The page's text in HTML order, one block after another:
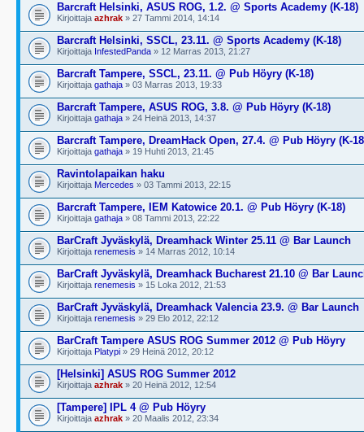
Barcraft Helsinki, ASUS ROG, 1.2. @ Sports Academy (K-18)
Kirjoittaja azhrak » 27 Tammi 2014, 14:14
Barcraft Helsinki, SSCL, 23.11. @ Sports Academy (K-18)
Kirjoittaja InfestedPanda » 12 Marras 2013, 21:27
Barcraft Tampere, SSCL, 23.11. @ Pub Höyry (K-18)
Kirjoittaja gathaja » 03 Marras 2013, 19:33
Barcraft Tampere, ASUS ROG, 3.8. @ Pub Höyry (K-18)
Kirjoittaja gathaja » 24 Heinä 2013, 14:37
Barcraft Tampere, DreamHack Open, 27.4. @ Pub Höyry (K-
Kirjoittaja gathaja » 19 Huhti 2013, 21:45
Ravintolapaikan haku
Kirjoittaja Mercedes » 03 Tammi 2013, 22:15
Barcraft Tampere, IEM Katowice 20.1. @ Pub Höyry (K-18)
Kirjoittaja gathaja » 08 Tammi 2013, 22:22
BarCraft Jyväskylä, Dreamhack Winter 25.11 @ Bar Launch
Kirjoittaja renemesis » 14 Marras 2012, 10:14
BarCraft Jyväskylä, Dreamhack Bucharest 21.10 @ Bar
Kirjoittaja renemesis » 15 Loka 2012, 21:53
BarCraft Jyväskylä, Dreamhack Valencia 23.9. @ Bar Launch
Kirjoittaja renemesis » 29 Elo 2012, 22:12
BarCraft Tampere ASUS ROG Summer 2012 @ Pub Höyry
Kirjoittaja Platypi » 29 Heinä 2012, 20:12
[Helsinki] ASUS ROG Summer 2012
Kirjoittaja azhrak » 20 Heinä 2012, 12:54
[Tampere] IPL 4 @ Pub Höyry
Kirjoittaja azhrak » 20 Maalis 2012, 23:34